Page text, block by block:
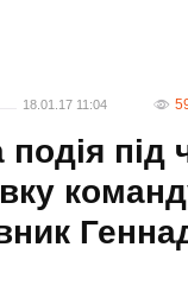
18.01.17 11:04
під